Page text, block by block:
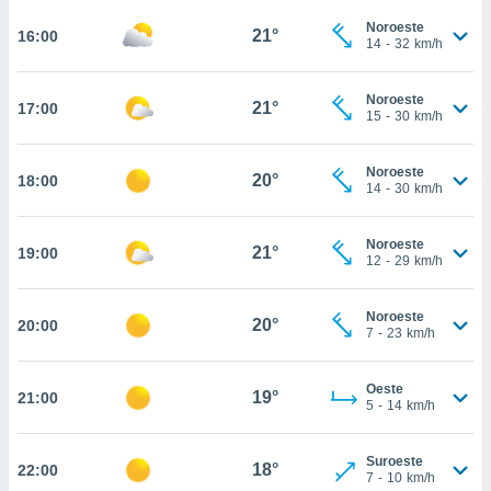
que
sean
para
ni para
no
web a
16:00 21°
Noroeste
14 - 32 km/h
17:00 21°
Noroeste
15 - 30 km/h
18:00 20°
Noroeste
14 - 30 km/h
19:00 21°
Noroeste
12 - 29 km/h
20:00 20°
Noroeste
7 - 23 km/h
21:00 19°
Oeste
5 - 14 km/h
22:00 18°
Suroeste
7 - 10 km/h